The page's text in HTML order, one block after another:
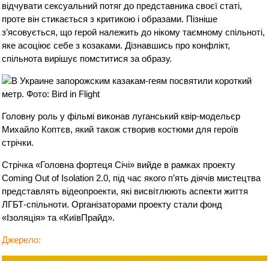
відчувати сексуальний потяг до представника своєї статі,
проте він стикається з критикою і образами. Пізніше
з’ясовується, що герой належить до нікому таємному спільноті,
яке асоціює себе з козаками. Дізнавшись про конфлікт,
спільнота вирішує помститися за образу.
Головну роль у фільмі виконав луганський квір-модельєр
Михайло Коптєв, який також створив костюми для героїв
стрічки.
Стрічка «Головна фортеця Січі» вийде в рамках проекту
Coming Out of Isolation 2.0, під час якого п’ять діячів мистецтва
представлять відеопроекти, які висвітлюють аспекти життя
ЛГБТ-спільноти. Організаторами проекту стали фонд
«Ізоляція» та «КиївПрайд».
Джерело: